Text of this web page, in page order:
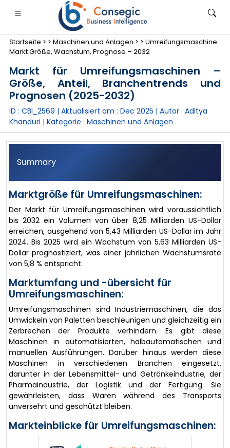
Finanzdienstleistungen und Versicherungen
• Konsumgüter • Energie und Strom
• Fallstudien
Startseite > > Maschinen und Anlagen > > Umreifungsmaschine
Markt Größe, Wachstum, Prognose – 2032
Markt für Umreifungsmaschinen –
Größe, Anteil, Branchentrends und
Prognosen (2025-2032)
ID : CBI_2569 | Aktualisiert am : Dec 2025 | Autor : Aditya
Khanduri | Kategorie : Maschinen und Anlagen
Summary
Marktgröße für Umreifungsmaschinen:
Der Markt für Umreifungsmaschinen wird voraussichtlich
bis 2032 ein Volumen von über 8,25 Milliarden US-Dollar
erreichen, ausgehend von 5,43 Milliarden US-Dollar im Jahr
2024. Bis 2025 wird ein Wachstum von 5,63 Milliarden US-
Dollar prognostiziert, was einer jährlichen Wachstumsrate
von 5,8 % entspricht.
Marktumfang und -übersicht für
Umreifungsmaschinen:
Umreifungsmaschinen sind Industriemaschinen, die das
Umwickeln von Paletten beschleunigen und gleichzeitig ein
Zerbrechen der Produkte verhindern. Es gibt diese
Maschinen in automatisierten, halbautomatischen und
manuellen Ausführungen. Darüber hinaus werden diese
Maschinen in verschiedenen Branchen eingesetzt,
darunter in der Lebensmittel- und Getränkeindustrie, der
Pharmaindustrie, der Logistik und der Fertigung. Sie
gewährleisten, dass Waren während des Transports
unversehrt und geschützt bleiben.
Markteinblicke für Umreifungsmaschinen: